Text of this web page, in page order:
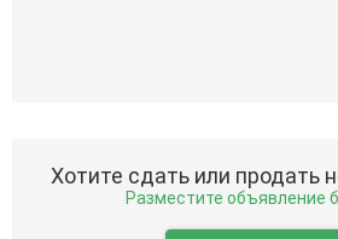
Хотите сдать или продать
Разместите объявление